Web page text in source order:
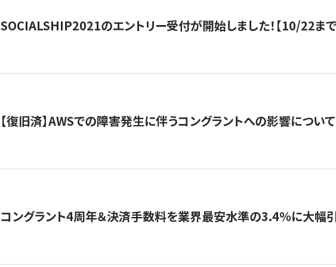
SOCIALSHIP2021のエントリー受付が開始しました！【10/22まで
【復旧済】AWSでの障害発生に伴うコングラントへの影響について
コングラント4周年＆決済手数料を業界最安水準の3.4％に大幅